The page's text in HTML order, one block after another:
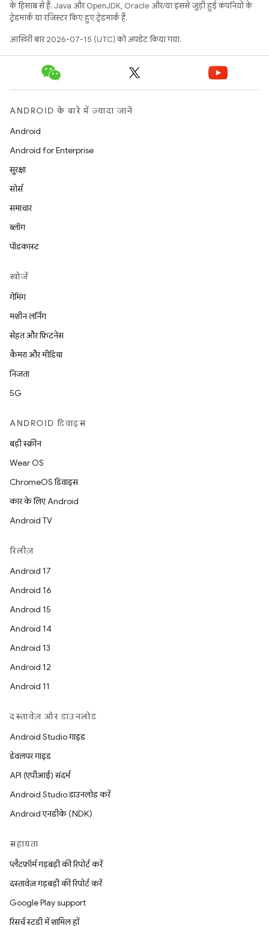
के हिसाब से हैं. Java और OpenJDK, Oracle और/या इससे जुड़ी हुई कंपनियों के
ट्रेडमार्क या रजिस्टर किए हुए ट्रेडमार्क हैं.
आखिरी बार 2026-07-15 (UTC) को अपडेट किया गया.
ANDROID के बारे में ज़्यादा जानें
Android
Android for Enterprise
सुरक्षा
सोर्स
समाचार
ब्लॉग
पॉडकास्ट
खोजें
गेमिंग
मशीन लर्निंग
सेहत और फ़िटनेस
कैमरा और मीडिया
निजता
5G
ANDROID डिवाइस
बड़ी स्क्रीन
Wear OS
ChromeOS डिवाइस
कार के लिए Android
Android TV
रिलीज़
Android 17
Android 16
Android 15
Android 14
Android 13
Android 12
Android 11
दस्तावेज़ और डाउनलोड
Android Studio गाइड
डेवलपर गाइड
API (एपीआई) संदर्भ
Android Studio डाउनलोड करें
Android एनडीके (NDK)
सहायता
प्लैटफ़ॉर्म गड़बड़ी की रिपोर्ट करें
दस्तावेज़ गड़बड़ी की रिपोर्ट करें
Google Play support
रिसर्च स्टडी में शामिल हों